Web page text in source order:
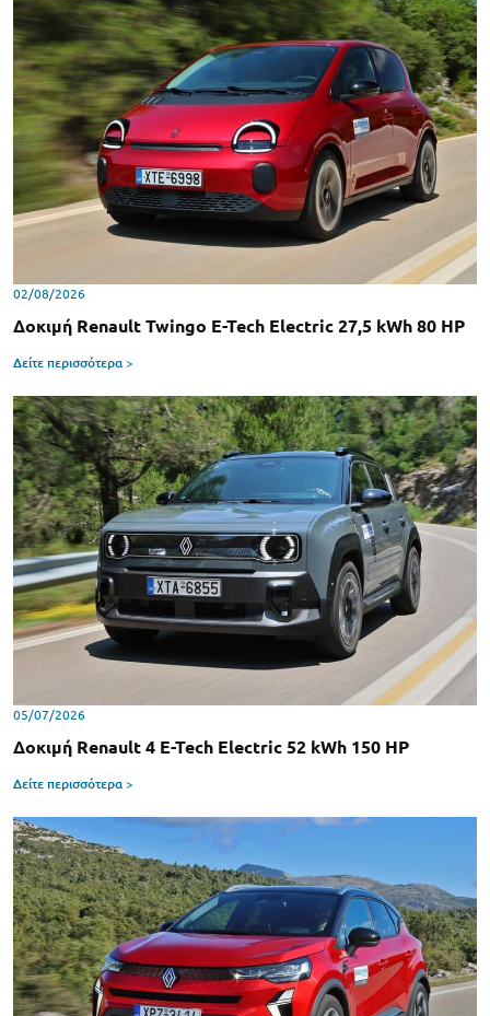
02/08/2026
Δοκιμή Renault Twingo E-Tech Electric 27,5 kWh 80 HP
Δείτε περισσότερα >
05/07/2026
Δοκιμή Renault 4 E-Tech Electric 52 kWh 150 HP
Δείτε περισσότερα >